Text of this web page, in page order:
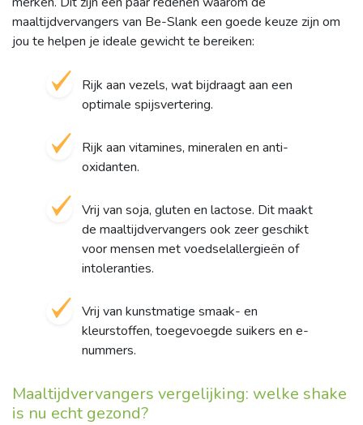
maaltijdvervangers van Be-Slank een goede keuze zijn om
jou te helpen je ideale gewicht te bereiken:
Rijk aan vezels, wat bijdraagt aan een
optimale spijsvertering.
Rijk aan vitamines, mineralen en anti-
oxidanten.
Vrij van soja, gluten en lactose. Dit maakt
de maaltijdvervangers ook zeer geschikt
voor mensen met voedselallergieën of
intoleranties.
Vrij van kunstmatige smaak- en
kleurstoffen, toegevoegde suikers en e-
nummers.
Maaltijdvervangers vergelijking: welke shake
is nu echt gezond?